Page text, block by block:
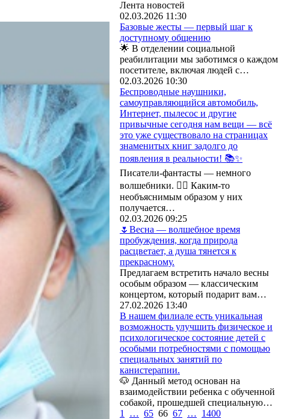
Лента новостей
02.03.2026 11:30
Базовые жесты — первый шаг к
доступному общению
🌟 В отделении социальной
реабилитации мы заботимся о каждом
посетителе, включая людей с…
02.03.2026 10:30
Беспроводные наушники,
самоуправляющийся автомобиль,
Интернет, пылесос и другие
привычные сегодня нам вещи — всё
это уже существовало на страницах
знаменитых книг задолго до
появления в реальности! 📚✨
Писатели-фантасты — немного
волшебники. 🧙‍♂️ Каким-то
необъяснимым образом у них
получается…
02.03.2026 09:25
🌷Весна — волшебное время
пробуждения, когда природа
расцветает, а душа тянется к
прекрасному.
Предлагаем встретить начало весны
особым образом — классическим
концертом, который подарит вам…
27.02.2026 13:40
В нашем филиале есть уникальная
возможность улучшить физическое и
психологическое состояние детей с
особыми потребностями с помощью
специальных занятий по
канистерапии.
🐶 Данный метод основан на
взаимодействии ребенка с обученной
собакой, прошедшей специальную…
1
… 65 66 67 … 1400